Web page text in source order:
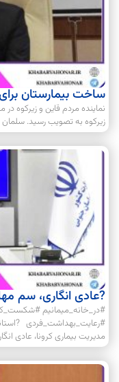
ساخت بیمارستان
نماینده مردم قاین و زیرکوه
زیرکوه به تصویب رسید. سلمان
?عادی انگاری، سم
#در_خانه_میمانیم
#رعایت_بهداشت_فردی
مدیریت بیماری کرونا، عادی